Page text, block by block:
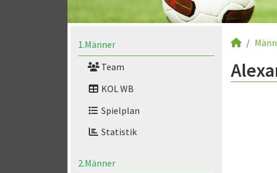
1.Männer
Team
KOL WB
Spielplan
Statistik
2.Männer